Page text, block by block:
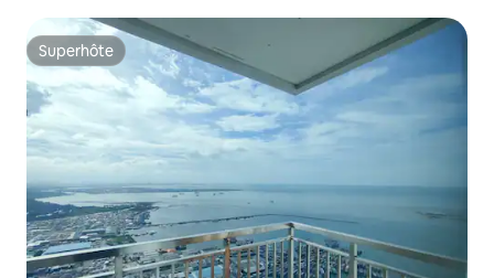
Superhôte
Superhôte